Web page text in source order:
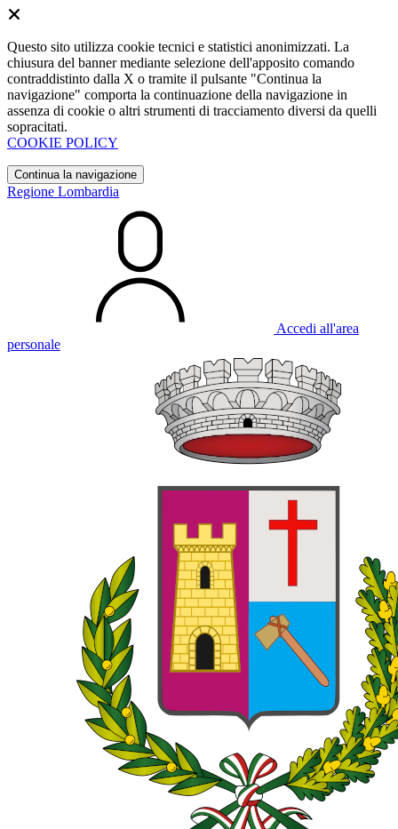
Questo sito utilizza cookie tecnici e statistici anonimizzati. La
chiusura del banner mediante selezione dell'apposito comando
contraddistinto dalla X o tramite il pulsante "Continua la
navigazione" comporta la continuazione della navigazione in
assenza di cookie o altri strumenti di tracciamento diversi da quelli
sopracitati.
COOKIE POLICY
Continua la navigazione
Regione Lombardia
Accedi all'area
personale